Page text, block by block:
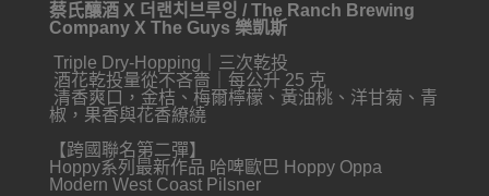
蔡氏釀酒 X 더랜치브루잉 / The Ranch Brewing
CompanyX The Guys 樂凱斯
Triple Dry-Hopping｜三次乾投
酒花乾投量從不吝嗇｜每公升 25 克
清香爽口，金桔、梅爾檸檬、黃油桃、洋甘菊、青
椒，果香與花香繚繞
【跨國聯名第二彈】
Hoppy系列最新作品 哈啤歐巴 Hoppy Oppa
Modern West Coast Pilsner